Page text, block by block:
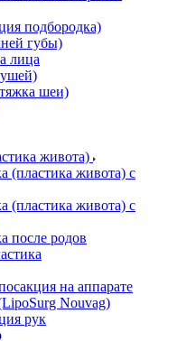
подбородка)
губы)
лица
ушей)
шеи)
живота)
(пластика живота) с
(пластика живота) с
после родов
на аппарате
Nouvag)
рук